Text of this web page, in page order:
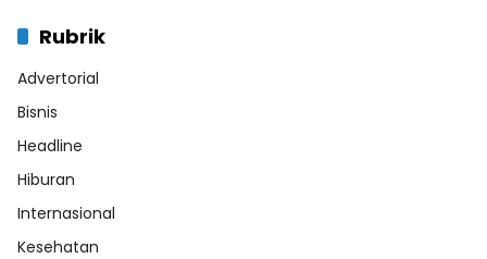
Rubrik
Advertorial
Bisnis
Headline
Hiburan
Internasional
Kesehatan